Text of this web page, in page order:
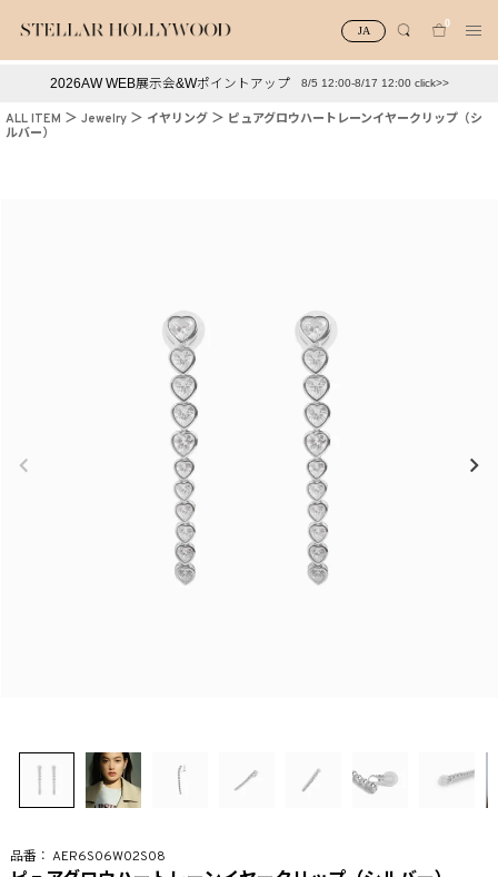
JA
0
#スタッフイチ押し（通勤パールアクセ）
2026AW WEB展示会&Wポイントアップ 8/5 12:00-8/17 12:00 click>>
ALL ITEM Jewelry イヤリング
ピュアグロウハートレーンイヤークリップ（シ
ルバー）
AER6S06W02S08